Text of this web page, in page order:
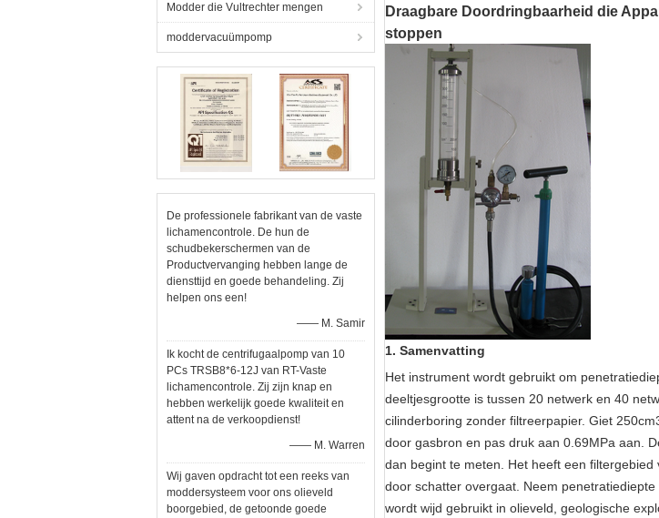
Modder die Vultrechter mengen
moddervacuümpomp
De professionele fabrikant van de vaste
lichamencontrole. De hun de
schudbekerschermen van de
Productvervanging hebben lange de
diensttijd en goede behandeling. Zij
helpen ons een!
—— M. Samir
Ik kocht de centrifugaalpomp van 10
PCs TRSB8*6-12J van RT-Vaste
lichamencontrole. Zij zijn knap en
hebben werkelijk goede kwaliteit en
attent na de verkoopdienst!
—— M. Warren
Wij gaven opdracht tot een reeks van
moddersysteem voor ons olieveld
boorgebied, de getoonde goede
Draagbare Doordringbaarheid die
stoppen
1. Samenvatting
Het instrument wordt gebruikt om
deeltjesgrootte is tussen 20 netwerk en 40
cilinderboring zonder filtreerpapier. Giet
door gasbron en pas druk aan 0.69MPa aan.
dan begint te meten. Het heeft een
door schatter overgaat. Neem
wordt wijd gebruikt in olieveld, geologische